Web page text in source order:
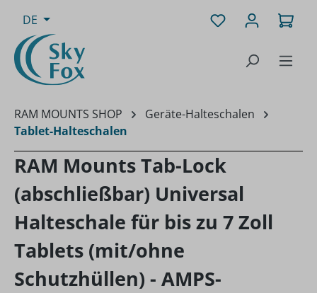
Zum Hauptinhalt springen
DE Du hast 0
RAM MOUNTS SHOP
Geräte-Halteschalen
Tablet-Halteschalen
RAM Mounts Tab-Lock
(abschließbar) Universal
Halteschale für bis zu 7 Zoll
Tablets (mit/ohne
Schutzhüllen) - AMPS-